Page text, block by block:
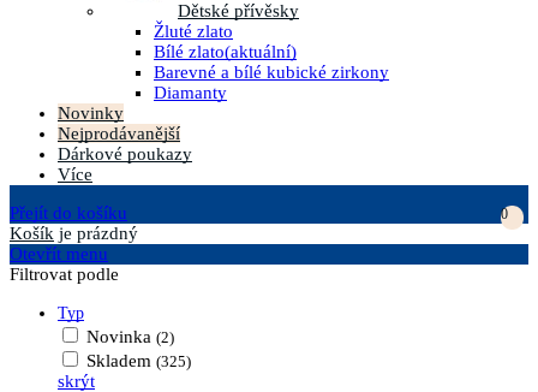
Dětské přívěsky
Žluté zlato
Bílé zlato(aktuální)
Barevné a bílé kubické zirkony
Diamanty
Novinky
Nejprodávanější
Dárkové poukazy
Více
Přejít do košíku
0
Košík je prázdný
Otevřít menu
Filtrovat podle
Typ
Novinka (2)
Skladem (325)
skrýt